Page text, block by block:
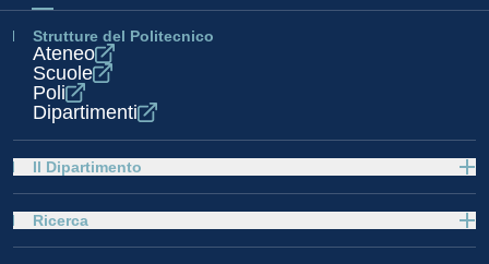
Strutture del Politecnico
Ateneo
Scuole
Poli
Dipartimenti
Il Dipartimento
Ricerca